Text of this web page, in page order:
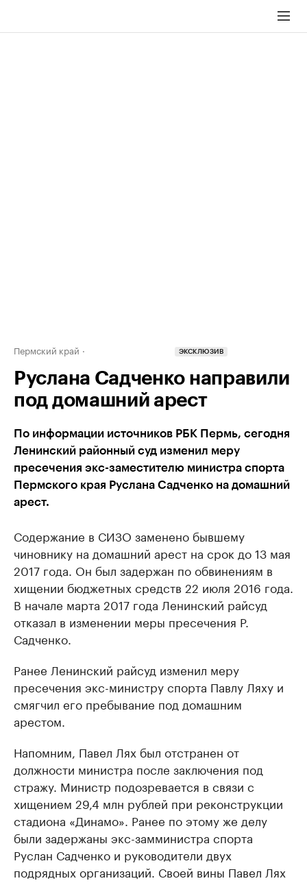
Пермский край ЭКСКЛЮЗИВ
Руслана Садченко направили
под домашний арест
По информации источников РБК Пермь, сегодня
Ленинский районный суд изменил меру
пресечения экс-заместителю министра спорта
Пермского края Руслана Садченко на домашний
арест.
Содержание в СИЗО заменено бывшему
чиновнику на домашний арест на срок до 13 мая
2017 года. Он был задержан по обвинениям в
хищении бюджетных средств 22 июля 2016 года.
В начале марта 2017 года Ленинский райсуд
отказал в изменении меры пресечения Р.
Садченко.
Ранее Ленинский райсуд изменил меру
пресечения экс-министру спорта Павлу Ляху и
смягчил его пребывание под домашним
арестом.
Напомним, Павел Лях был отстранен от
должности министра после заключения под
стражу. Министр подозревается в связи с
хищением 29,4 млн рублей при реконструкции
стадиона «Динамо». Ранее по этому же делу
были задержаны экс-замминистра спорта
Руслан Садченко и руководители двух
подрядных организаций. Своей вины Павел Лях